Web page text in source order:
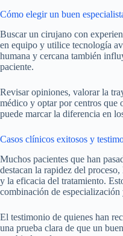
Cómo elegir un buen
Buscar un cirujano con
en equipo y utilice tecnología
humana y cercana también
paciente.
Revisar opiniones, valorar la
médico y optar por centros que
puede marcar la diferencia en
Casos clínicos exitosos y
Muchos pacientes que han
destacan la rapidez del
y la eficacia del tratamiento.
combinación de
El testimonio de quienes han
una prueba clara de que un